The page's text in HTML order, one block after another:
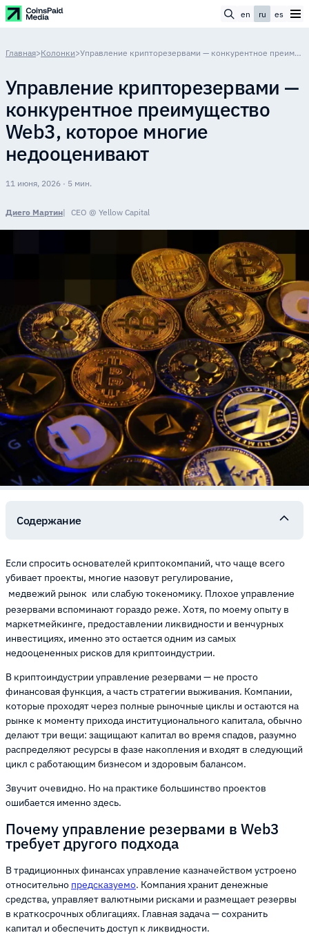
en ru es
Главная>Колонки> Управление крипторезервами — конкурентное преимущество Web3, которое многие недооценивают
Управление крипторезервами —
конкурентное преимущество
Web3, которое многие
недооценивают
11 июня, 2026 · 5 мин.
Диего Мартин CEO @ Yellow Capital
Если спросить основателей криптокомпаний, что чаще всего
убивает проекты, многие назовут регулирование,
медвежий рынок или слабую токеномику. Плохое управление
резервами вспоминают гораздо реже. Хотя, по моему опыту в
маркетмейкинге, предоставлении ликвидности и венчурных
инвестициях, именно это остается одним из самых
недооцененных рисков для криптоиндустрии.
В криптоиндустрии управление резервами — не просто
финансовая функция, а часть стратегии выживания. Компании,
которые проходят через полные рыночные циклы и остаются на
рынке к моменту прихода институционального капитала, обычно
делают три вещи: защищают капитал во время спадов, разумно
распределяют ресурсы в фазе накопления и входят в следующий
цикл с работающим бизнесом и здоровым балансом.
Звучит очевидно. Но на практике большинство проектов
ошибается именно здесь.
Почему управление резервами в Web3
требует другого подхода
В традиционных финансах управление казначейством устроено
относительно предсказуемо. Компания хранит денежные
средства, управляет валютными рисками и размещает резервы
в краткосрочных облигациях. Главная задача — сохранить
капитал и обеспечить доступ к ликвидности.
Содержание